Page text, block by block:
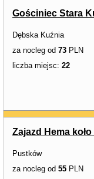
Gościniec Stara
Dębska Kuźnia
za nocleg od 73 PLN
liczba miejsc: 22
Zajazd Hema
Pustków
za nocleg od 55 PLN